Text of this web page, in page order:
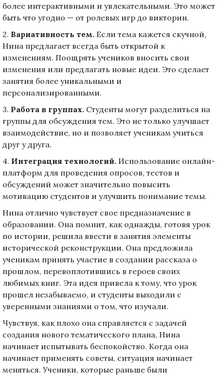
более интерактивными и увлекательными. Это может
быть что угодно — от ролевых игр до викторин.
2. Вариативность тем. Если тема кажется скучной,
Нина предлагает всегда быть открытой к
изменениям. Поощрять учеников вносить свои
изменения или предлагать новые идеи. Это сделает
занятия более уникальными и
персонализированными.
3. Работа в группах. Студенты могут разделиться на
группы для обсуждения тем. Это не только улучшает
взаимодействие, но и позволяет ученикам учиться
друг у друга.
4. Интеграция технологий. Использование онлайн-
платформ для проведения опросов, тестов и
обсуждений может значительно повысить
мотивацию студентов и улучшить понимание темы.
Нина отлично чувствует свое предназначение в
образовании. Она помнит, как однажды, готовя урок
по истории, решила ввести в занятия элементы
исторической реконструкции. Она предложила
ученикам принять участие в создании рассказа о
прошлом, перевоплотившись в героев своих
любимых книг. Эта идея привела к тому, что урок
прошел незабываемо, и студенты выходили с
уверенными знаниями о том, что изучали.
Чувствуя, как плохо она справляется с задачей
создания нового тематического плана, Нина
начинает испытывать беспокойство. Когда она
начинает применять советы, ситуация начинает
меняться. Ученики, которые раньше были